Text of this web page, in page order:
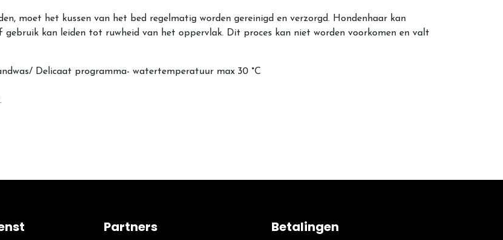
moet het kussen van het bed regelmatig worden gereinigd en verzorgd. Hondenhaar kan
gebruik kan leiden tot ruwheid van het oppervlak. Dit proces kan niet worden voorkomen en valt
Delicaat programma- watertemperatuur max 30 °C
Betalingen
Partners